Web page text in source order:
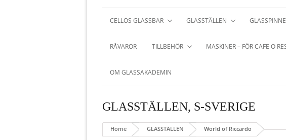
CELLOS GLASSBAR GLASSTÄLLEN
RÅVAROR TILLBEHÖR MASKINER – FÖR CAFE O
OM GLASSAKADEMIN
GLASSTÄLLEN, S-SVERIGE
Home GLASSTÄLLEN World of Riccardo